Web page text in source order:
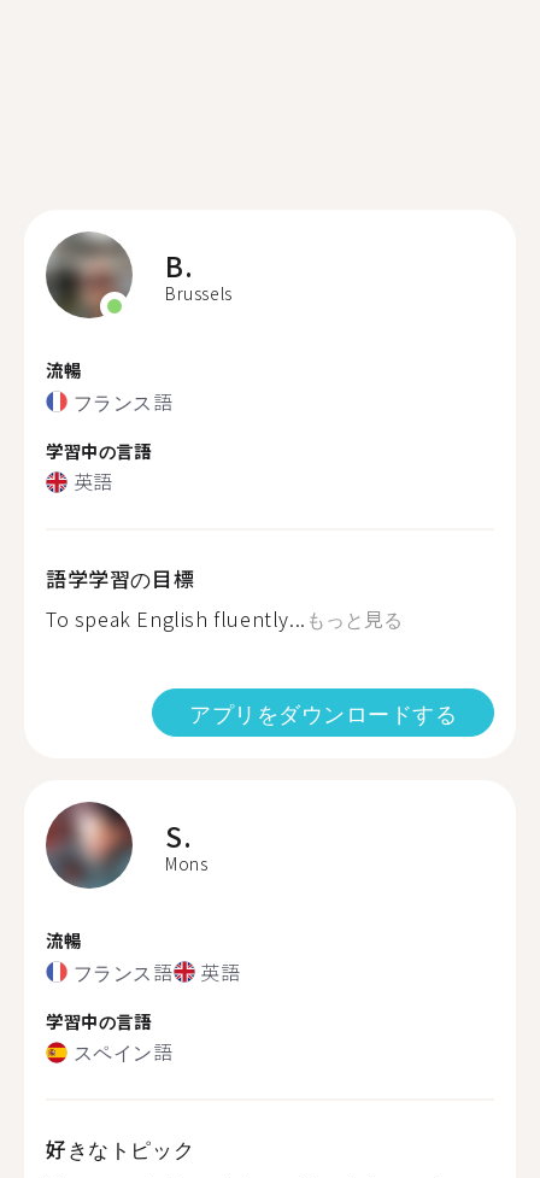
B.
Brussels
流暢
フランス語
学習中の言語
英語
語学学習の目標
To speak English fluently... もっと見る
アプリをダウンロードする
S.
Mons
流暢
フランス語 英語
学習中の言語
スペイン語
好きなトピック